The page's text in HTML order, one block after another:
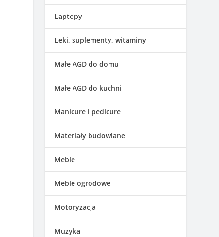
Laptopy
Leki, suplementy, witaminy
Małe AGD do domu
Małe AGD do kuchni
Manicure i pedicure
Materiały budowlane
Meble
Meble ogrodowe
Motoryzacja
Muzyka